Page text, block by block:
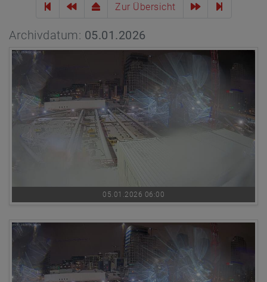
Zur Übersicht
Archivdatum: 05.01.2026
05.01.2026 06:00